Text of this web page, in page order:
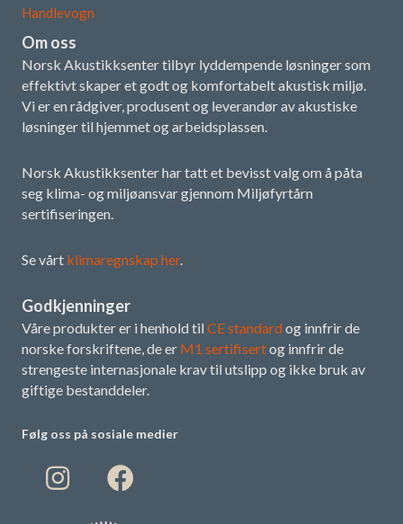
Handlevogn
Om oss
Norsk Akustikksenter tilbyr lyddempende løsninger som
effektivt skaper et godt og komfortabelt akustisk miljø.
Vi er en rådgiver, produsent og leverandør av akustiske
løsninger til hjemmet og arbeidsplassen.
Norsk Akustikksenter har tatt et bevisst valg om å påta
seg klima- og miljøansvar gjennom Miljøfyrtårn
sertifiseringen.
Se vårt klimaregnskap her.
Godkjenninger
Våre produkter er i henhold til CE standard og innfrir de
norske forskriftene, de er M1 sertifisertog innfrir de
strengeste internasjonale krav til utslipp og ikke bruk av
giftige bestanddeler.
Følg oss på sosiale medier